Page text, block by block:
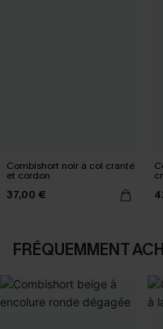
Combishort noir à col cranté
et cordon
37,00 €
FRÉQUEMMENT